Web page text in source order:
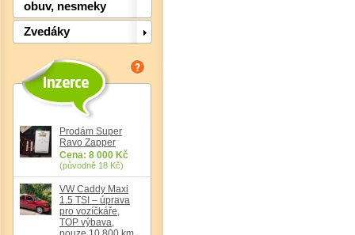
obuv, nesmeky
Zvedáky
Prodám Super
Ravo Zapper
Cena: 8 000 Kč
(původně 18 Kč)
VW Caddy Maxi
1.5 TSI – úprava
pro vozíčkáře,
TOP výbava,